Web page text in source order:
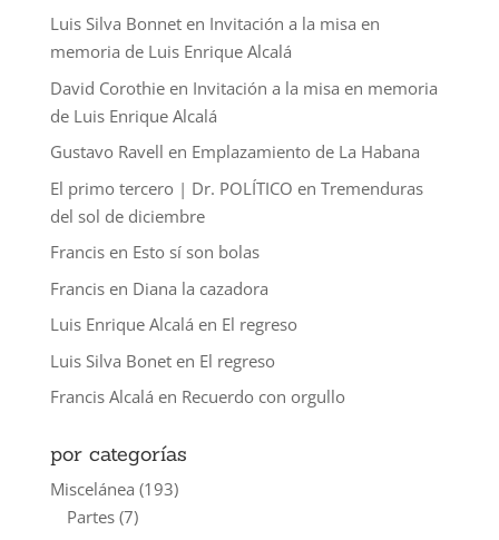
Luis Silva Bonneten Invitación a la misa en
memoria de Luis Enrique Alcalá
David Corothieen Invitación a la misa en memoria
de Luis Enrique Alcalá
Gustavo Ravell en Emplazamiento de La Habana
El primo tercero | Dr. POLÍTICO en Tremenduras
del sol de diciembre
Francisen Esto sí son bolas
Francisen Diana la cazadora
Luis Enrique Alcalá en El regreso
Luis Silva Boneten El regreso
Francis Alcalá en Recuerdo con orgullo
por categorías
Miscelánea (193)
Partes(7)